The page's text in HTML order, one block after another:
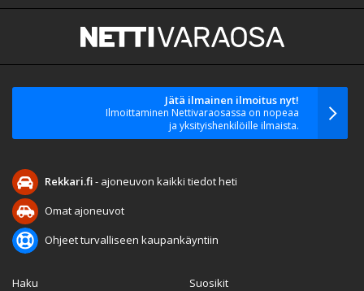
Jätä ilmainen ilmoitus nyt!
Ilmoittaminen Nettivaraosassa on nopeaa
ja yksityishenkilöille ilmaista.
Rekkari.fi- ajoneuvon kaikki tiedot heti
Omat ajoneuvot
Ohjeet turvalliseen kaupankäyntiin
Haku
Suosikit